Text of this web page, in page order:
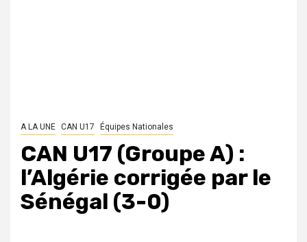
A LA UNE CAN U17 Équipes Nationales
CAN U17 (Groupe A) :
l’Algérie corrigée par le
Sénégal (3-0)